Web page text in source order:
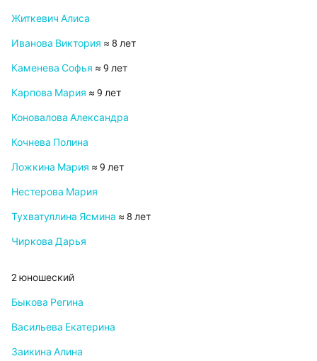
Житкевич Алиса
Иванова Виктория ≈ 8 лет
Каменева Софья ≈ 9 лет
Карпова Мария ≈ 9 лет
Коновалова Александра
Кочнева Полина
Ложкина Мария ≈ 9 лет
Нестерова Мария
Тухватуллина Ясмина ≈ 8 лет
Чиркова Дарья
2 юношеский
Быкова Регина
Васильева Екатерина
Заикина Алина